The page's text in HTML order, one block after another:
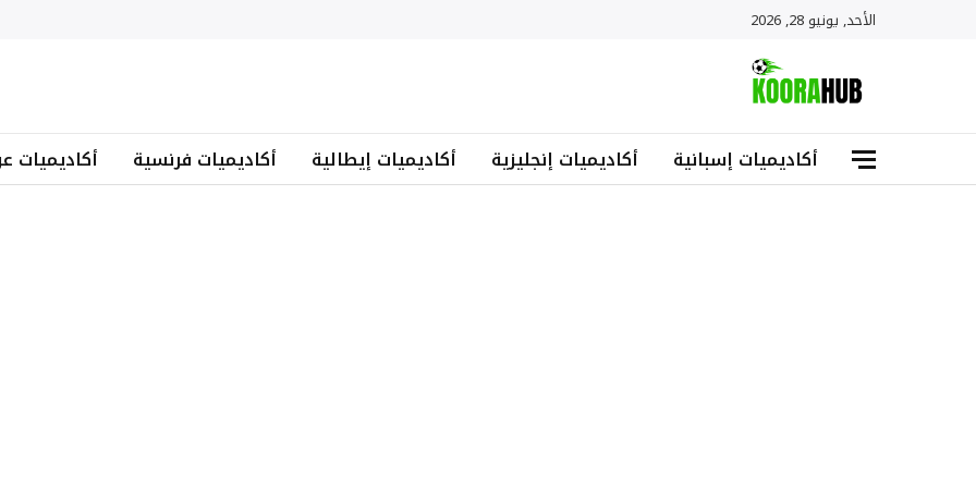
الأحد, يونيو 28, 2026
أكاديميات إسبانية أكاديميات إنجليزية أكاديميات إيطالية أكاديميات فرنسية أكاديميات